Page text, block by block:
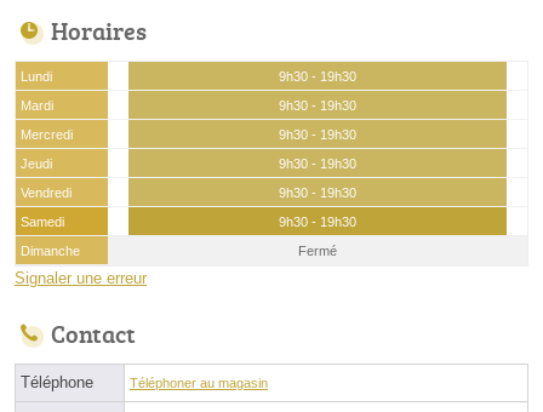
Horaires
Lundi
9h30 - 19h30
Mardi
9h30 - 19h30
Mercredi
9h30 - 19h30
Jeudi
9h30 - 19h30
Vendredi
9h30 - 19h30
Samedi
9h30 - 19h30
Dimanche
Fermé
Signaler une erreur
Contact
Téléphone Téléphoner au magasin